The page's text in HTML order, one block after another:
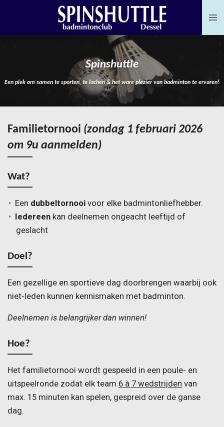
naar
Spinshuttle
Een plek om samen te sporten, te lachen & het ware plezier van badminton te ervaren!
Familietornooi (zondag 1 februari 2026
om 9u aanmelden)
Wat?
Een dubbeltornooi voor elke badmintonliefhebber.
Iedereen kan deelnemen ongeacht leeftijd of
geslacht
Doel?
Een gezellige en sportieve dag doorbrengen waarbij ook
niet-leden kunnen kennismaken met badminton.
Deelnemen is belangrijker dan winnen!
Hoe?
Het familietornooi wordt gespeeld in een poule- en
uitspeelronde zodat elk team 6 à 7 wedstrijden van
max. 15 minuten kan spelen, gespreid over de ganse
dag.